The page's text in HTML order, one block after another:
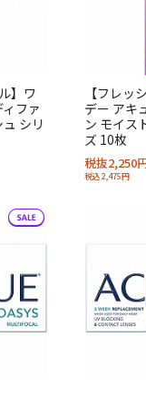
】ワ
ファ
シリ
【フレッ
デー アキ
ン モイス
ズ 10枚
税抜2,250
税込2,475円